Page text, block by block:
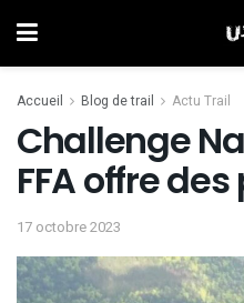
Accueil Blog de trail Actu Trail
Challenge
FFA offre
17 octobre 2023